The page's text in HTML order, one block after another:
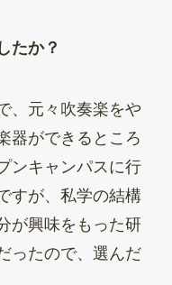
たか？
、元々吹奏楽をや
器ができるところ
ンキャンパスに行
すが、私学の結構
が興味をもった研
ったので、選んだ